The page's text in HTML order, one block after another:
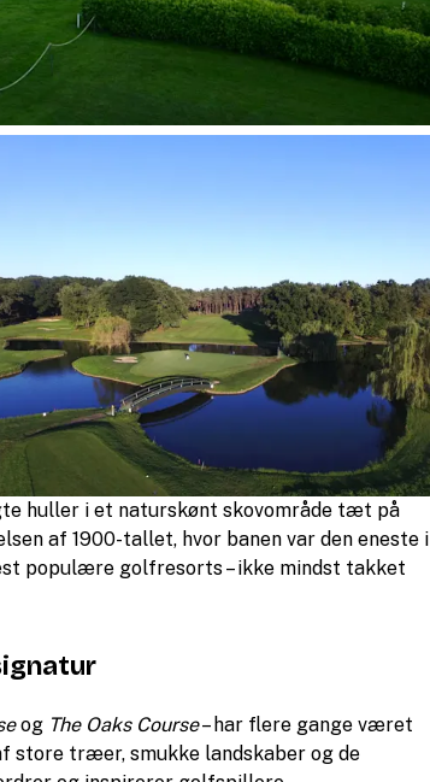
huller i et naturskønt skovområde tæt på
af 1900-tallet, hvor banen var den eneste i
populære golfresorts – ikke mindst takket
og The Oaks Course– har flere gange været
store træer, smukke landskaber og de